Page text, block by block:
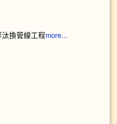
換管線工程more...